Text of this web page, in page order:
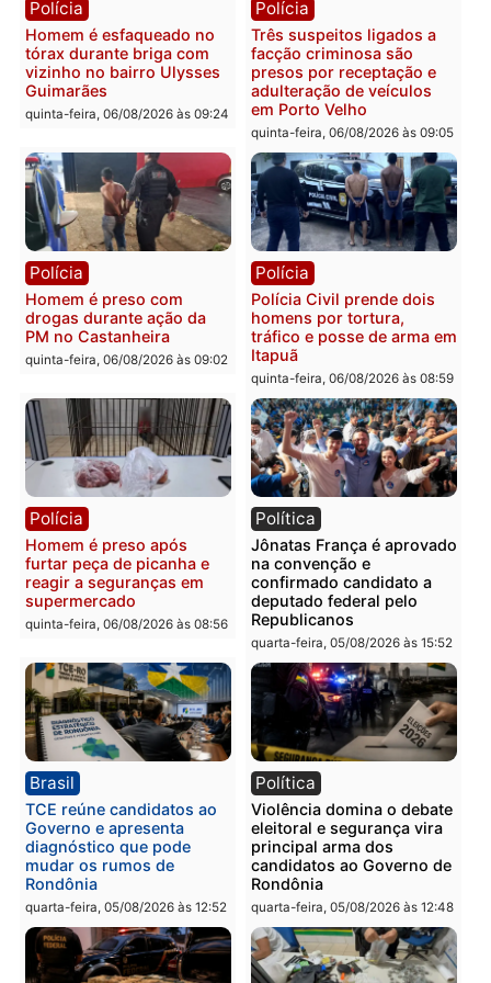
Polícia
Policiais militares
recuperam moto furtada e
Leste
quinta-feira, 06/08/2026 às 09:28
Polícia
Jovem é encontrado
na Rua dos Cravos e
é investigado pela
em RO
quinta-feira, 06/08/2026 às
Polícia
Homem é esfaqueado no
vizinho no bairro Ulysses
Guimarães
quinta-feira, 06/08/2026 às 09:24
Polícia
Três suspeitos ligados a
facção criminosa são
presos por receptação e
adulteração de veículos
em Porto Velho
quinta-feira, 06/08/2026 às
Polícia
Homem é preso com
drogas durante ação da
PM no Castanheira
quinta-feira, 06/08/2026 às 09:02
Polícia
Polícia Civil prende dois
homens por tortura,
tráfico e posse de arma
Itapuã
quinta-feira, 06/08/2026 às
Polícia
Homem é preso após
furtar peça de picanha e
reagir a seguranças em
Política
Jônatas França é
na convenção e
confirmado candidato a